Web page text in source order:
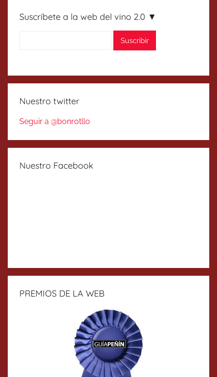
Suscríbete a la web del vino 2.0 ▼
Nuestro twitter
Seguir a @bonrotllo
Nuestro Facebook
PREMIOS DE LA WEB